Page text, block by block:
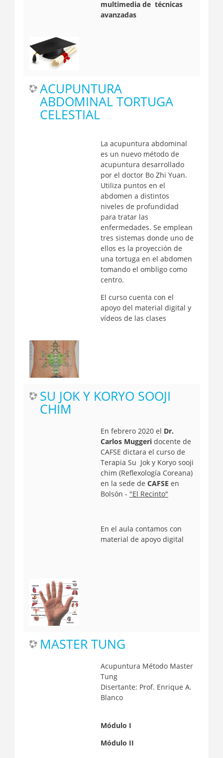
multimedia de técnicas
avanzadas
ACUPUNTURA
ABDOMINAL TORTUGA
CELESTIAL
La acupuntura abdominal
es un nuevo método de
acupuntura desarrollado
por el doctor Bo Zhi Yuan.
Utiliza puntos en el
abdomen a distintos
niveles de profundidad
para tratar las
enfermedades. Se emplean
tres sistemas donde uno de
ellos es la proyección de
una tortuga en el abdomen
tomando el ombligo como
centro.
El curso cuenta con el
apoyo del material digital y
vídeos de las clases
SU JOK Y KORYO SOOJI
CHIM
En febrero 2020 el Dr.
Carlos Muggeri docente de
CAFSE dictara el curso de
Terapia Su Jok y Koryo sooji
chim (Reflexología Coreana)
en la sede de CAFSE en
Bolsón - "El Recinto"
En el aula contamos con
material de apoyo digital
MASTER TUNG
Acupuntura Método Master
Tung
Disertante: Prof. Enrique A.
Blanco
Módulo I
Módulo II